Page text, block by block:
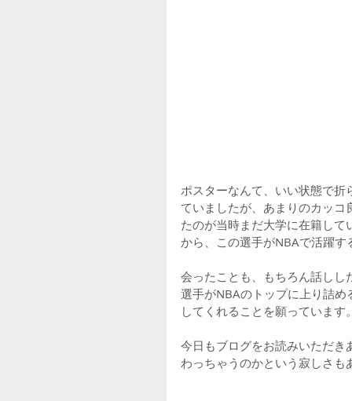
ポスターなんて、いい状態で
ていましたが、あまりのカッコ
たのが当時まだ大学に在籍して
から、この選手がNBAで活躍す
会ったことも、もちろん話しし
選手がNBAのトップに上り詰
してくれることを願っています。
今日もブログをお読みいただき
わっちゃうのかという寂しさも